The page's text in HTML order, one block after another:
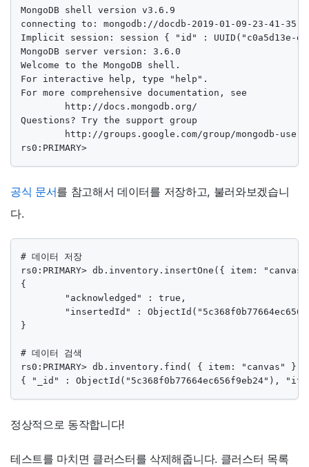
MongoDB shell version v3.6.9
connecting to: mongodb://docdb-2019-01-09-23-41-
Implicit session: session { "id" : UUID("c0a5d13e-
MongoDB server version: 3.6.0
Welcome to the MongoDB shell.
For interactive help, type "help".
For more comprehensive documentation, see
        http://docs.mongodb.org/
Questions? Try the support group
        http://groups.google.com/group/mongodb-user
rs0:PRIMARY>
공식 문서를 참고해서 데이터를 저장하고, 불러와보겠습니
다.
# 데이터 저장
rs0:PRIMARY> db.inventory.insertOne({ item:
{
        "acknowledged" : true,
"insertedId" :
}
# 데이터 검색
rs0:PRIMARY> db.inventory.find( { item: "canvas" } )
{ "_id" : ObjectId("5c368f0b77664ec656f9eb24"),
정상적으로 동작합니다!
테스트를 마치면 클러스터를 삭제해줍니다. 클러스터 목록